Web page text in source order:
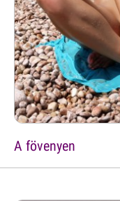
A fövenyen